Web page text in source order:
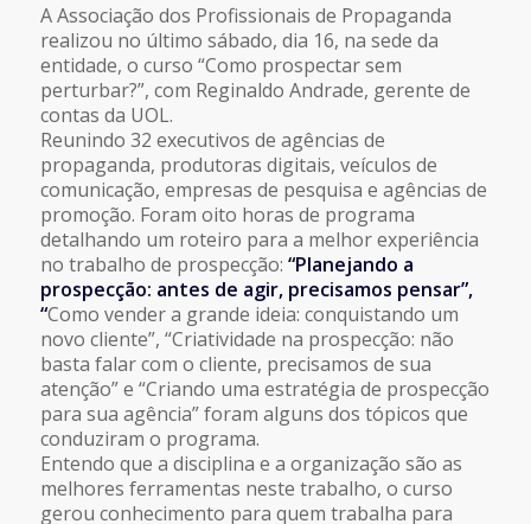
A Associação dos Profissionais de Propaganda
realizou no último sábado, dia 16, na sede da
entidade, o curso “Como prospectar sem
perturbar?”, com Reginaldo Andrade, gerente de
contas da UOL.
Reunindo 32 executivos de agências de
propaganda, produtoras digitais, veículos de
comunicação, empresas de pesquisa e agências de
promoção. Foram oito horas de programa
detalhando um roteiro para a melhor experiência
no trabalho de prospecção: “Planejando a
prospecção: antes de agir, precisamos pensar”,
“Como vender a grande ideia: conquistando um
novo cliente”, “Criatividade na prospecção: não
basta falar com o cliente, precisamos de sua
atenção” e “Criando uma estratégia de prospecção
para sua agência” foram alguns dos tópicos que
conduziram o programa.
Entendo que a disciplina e a organização são as
melhores ferramentas neste trabalho, o curso
gerou conhecimento para quem trabalha para